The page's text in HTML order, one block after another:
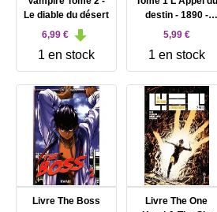
Le diable du désert
6,99 €
1 en stock
destin - 1890 -
1940
5,99 €
1 en stock
Livre The Boss
Livre The One